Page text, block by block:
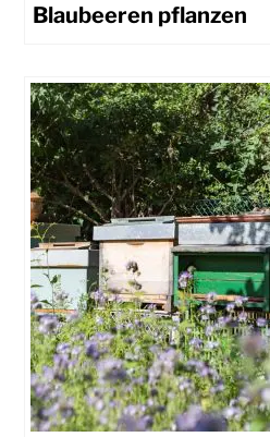
Blaubeeren pflanzen